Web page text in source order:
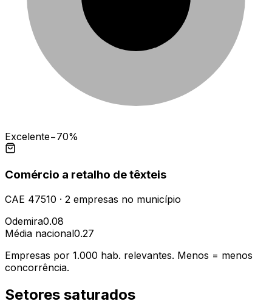
Excelente−70%
Comércio a retalho de têxteis
CAE 47510 · 2 empresas no município
Odemira0.08
Média nacional0.27
Empresas por 1.000 hab. relevantes. Menos = menos
concorrência.
Setores saturados